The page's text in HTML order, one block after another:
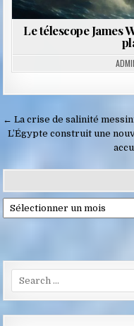
Le télescope James
Navigation
de
l’article
← La crise de salinité
L’Égypte construit une
Archives
Search
for: